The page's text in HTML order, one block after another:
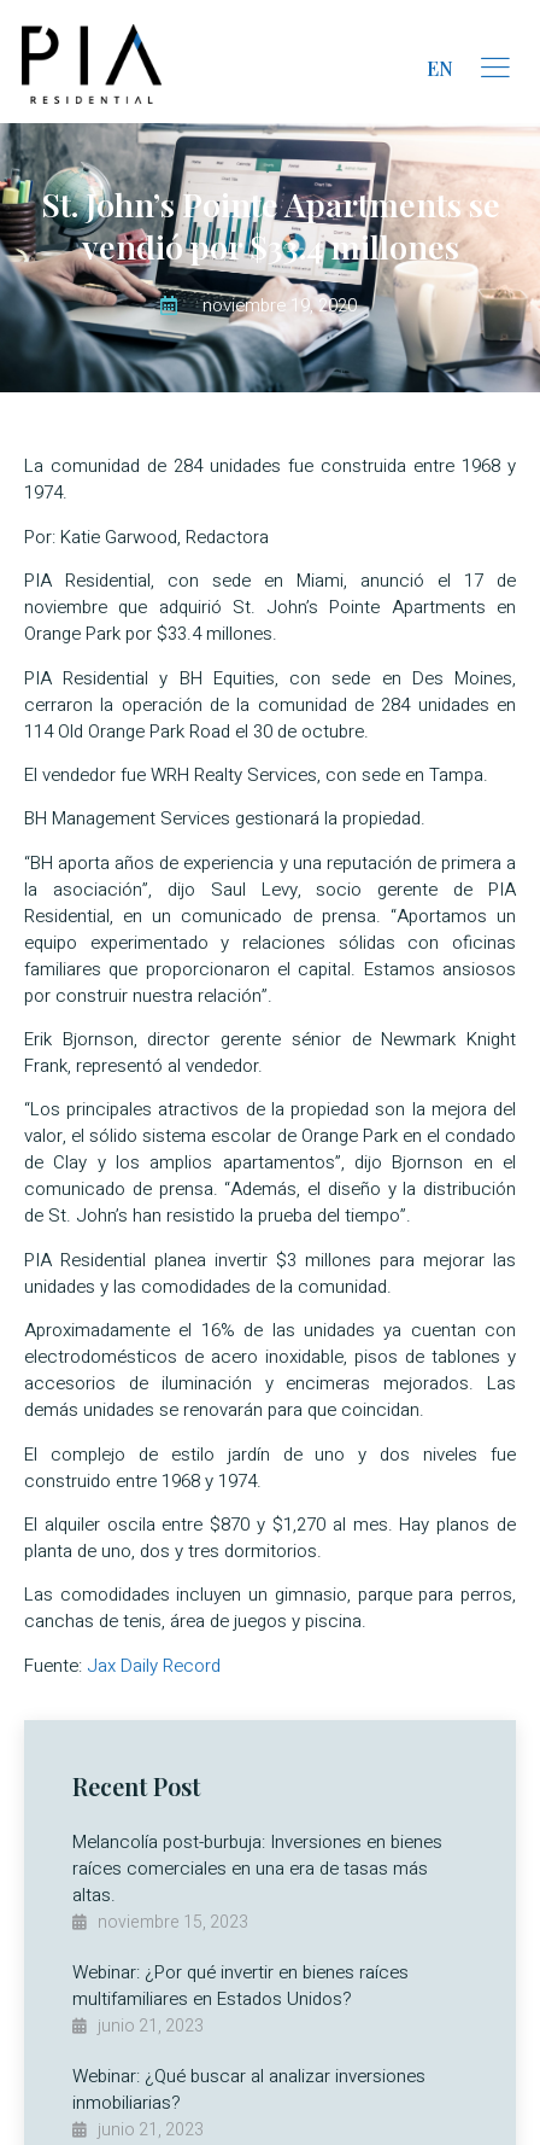
EN
St. John’s Pointe Apartments se
vendió por $33.4 millones
noviembre 19, 2020
La comunidad de 284 unidades fue construida entre 1968 y
1974.
Por: Katie Garwood, Redactora
PIA Residential, con sede en Miami, anunció el 17 de
noviembre que adquirió St. John’s Pointe Apartments en
Orange Park por $33.4 millones.
PIA Residential y BH Equities, con sede en Des Moines,
cerraron la operación de la comunidad de 284 unidades en
114 Old Orange Park Road el 30 de octubre.
El vendedor fue WRH Realty Services, con sede en Tampa.
BH Management Services gestionará la propiedad.
“BH aporta años de experiencia y una reputación de primera a
la asociación”, dijo Saul Levy, socio gerente de PIA
Residential, en un comunicado de prensa. “Aportamos un
equipo experimentado y relaciones sólidas con oficinas
familiares que proporcionaron el capital. Estamos ansiosos
por construir nuestra relación”.
Erik Bjornson, director gerente sénior de Newmark Knight
Frank, representó al vendedor.
“Los principales atractivos de la propiedad son la mejora del
valor, el sólido sistema escolar de Orange Park en el condado
de Clay y los amplios apartamentos”, dijo Bjornson en el
comunicado de prensa. “Además, el diseño y la distribución
de St. John’s han resistido la prueba del tiempo”.
PIA Residential planea invertir $3 millones para mejorar las
unidades y las comodidades de la comunidad.
Aproximadamente el 16% de las unidades ya cuentan con
electrodomésticos de acero inoxidable, pisos de tablones y
accesorios de iluminación y encimeras mejorados. Las
demás unidades se renovarán para que coincidan.
El complejo de estilo jardín de uno y dos niveles fue
construido entre 1968 y 1974.
El alquiler oscila entre $870 y $1,270 al mes. Hay planos de
planta de uno, dos y tres dormitorios.
Las comodidades incluyen un gimnasio, parque para perros,
canchas de tenis, área de juegos y piscina.
Fuente: Jax Daily Record
Recent Post
Melancolía post-burbuja: Inversiones en bienes
raíces comerciales en una era de tasas más
altas.
noviembre 15, 2023
Webinar: ¿Por qué invertir en bienes raíces
multifamiliares en Estados Unidos?
junio 21, 2023
Webinar: ¿Qué buscar al analizar inversiones
inmobiliarias?
junio 21, 2023